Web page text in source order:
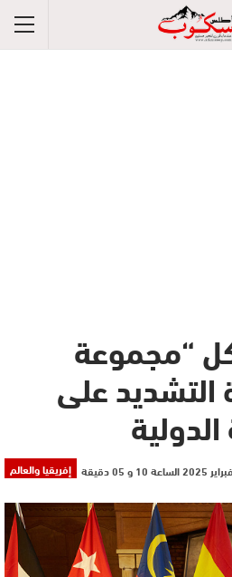
“مجموعة
التشديد على
إفريقيا والعالم